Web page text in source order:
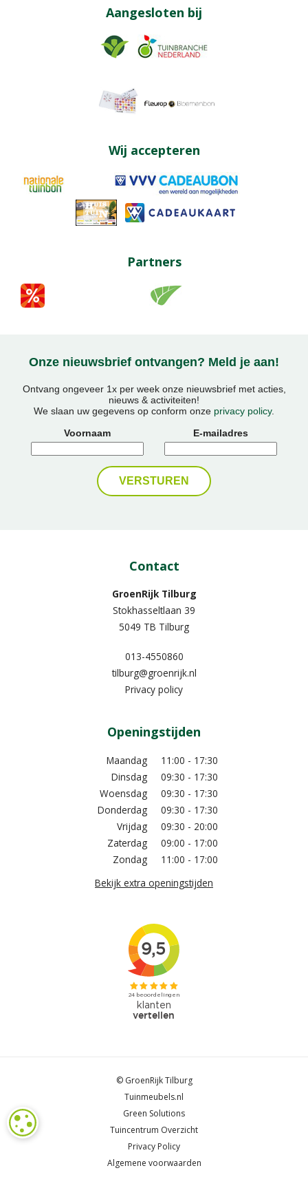
Aangesloten bij
Wij accepteren
Partners
Onze nieuwsbrief ontvangen? Meld je aan!
Ontvang ongeveer 1x per week onze nieuwsbrief met acties,
nieuws & activiteiten!
We slaan uw gegevens op conform onze privacy policy.
Voornaam
E-mailadres
Contact
GroenRijk Tilburg
Stokhasseltlaan 39
5049 TB Tilburg
013-4550860
tilburg@groenrijk.nl
Privacy policy
Openingstijden
Maandag
11:00 - 17:30
Dinsdag
09:30 - 17:30
Woensdag
09:30 - 17:30
Donderdag
09:30 - 17:30
Vrijdag
09:30 - 20:00
Zaterdag
09:00 - 17:00
Zondag
11:00 - 17:00
Bekijk extra openingstijden
© GroenRijk Tilburg
Tuinmeubels.nl
Green Solutions
Tuincentrum Overzicht
Privacy Policy
Algemene voorwaarden
COOKIE-INSTELLINGEN